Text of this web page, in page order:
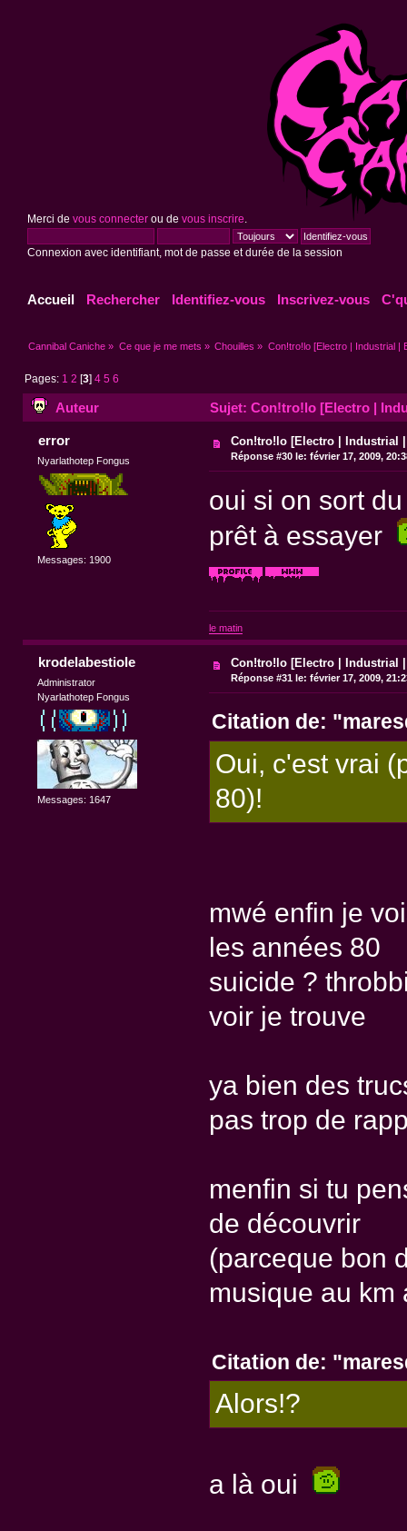
Merci de vous connecterou de vous inscrire
Connexion avec identifiant, mot de passe et durée de la session
Accueil Rechercher Identifiez-vous Inscrivez-vous
Cannibal Caniche » Ce que je me mets » Chouilles » Con!tro!lo [Electro | Industrial |
Pages: 1 2 [3]4 5 6
Auteur Sujet: Con!tro!lo [Electro |
error
Nyarlathotep Fongus
Messages: 1900
Con!tro!lo [Electro | Industrial
Réponse #30 le: février 17, 2009,
oui si on sort
prêt à essayer
le matin
krodelabestiole
Administrator
Nyarlathotep Fongus
Messages: 1647
Con!tro!lo [Electro | Industrial
Réponse #31 le: février 17, 2009,
Citation de:
Oui, c'est vrai
80)!
mwé enfin je
les années 80
suicide ?
voir je trouve
ya bien des
pas trop de
menfin si tu
de découvrir
(parceque bon
musique au km
Citation de:
Alors!?
a là oui